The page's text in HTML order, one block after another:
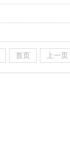
首页 上一页